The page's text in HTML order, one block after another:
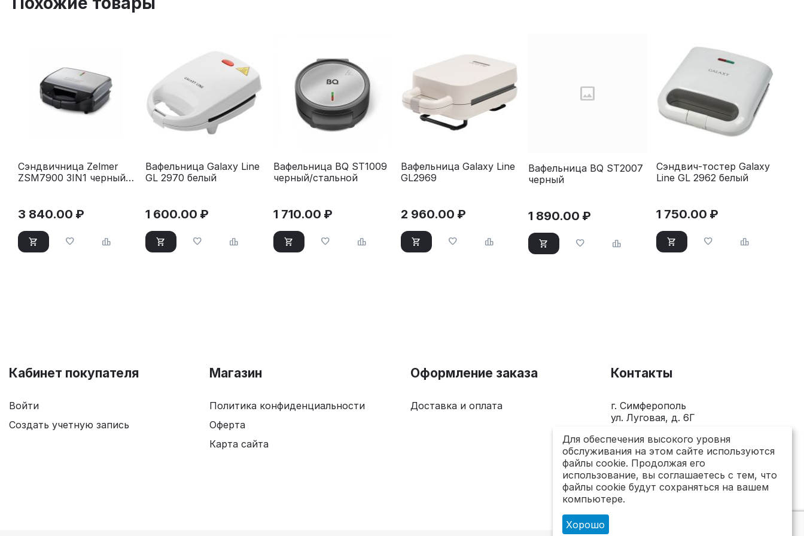
Сэндвичница Zelmer
ZSM7900 3IN1 черный/
3 840.00 ₽
Вафельница Galaxy Line
GL 2970 белый
1 600.00 ₽
Вафельница BQ ST1009
черный/стальной
1 710.00 ₽
Вафельница Galaxy Line
GL2969
2 960.00 ₽
Вафельница BQ ST2007
черный
1 890.00 ₽
Сэндвич-тостер Galaxy
Line GL 2962 белый
1 750.00 ₽
Кабинет покупателя
Войти
Создать учетную запись
Магазин
Политика конфиденциальности
Оферта
Карта сайта
Оформление заказа
Доставка и оплата
Контакты
г. Симферополь
ул. Луговая, д. 6Г
+7(978)281-0-281
Пн-Пт 10.00 - 18.00
send@topsto-crimea.ru
Для обеспечения высокого уровня
обслуживания на этом сайте используются
файлы cookie. Продолжая его
использование, вы соглашаетесь с тем, что
файлы cookie будут сохраняться на вашем
компьютере.
Хорошо